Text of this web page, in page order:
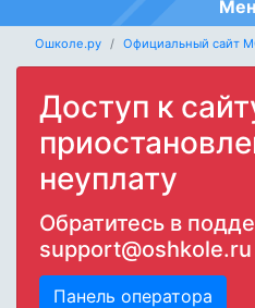
Ошколе.ру Официальный сайт
Доступ к
неуплату
Обратитесь в
support@oshkole.ru
Панель оператора